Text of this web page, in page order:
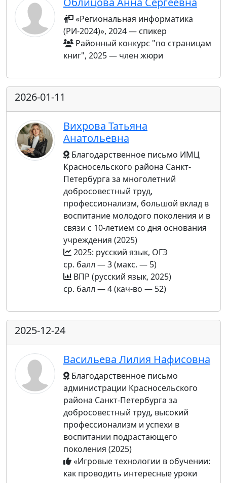
«Региональная информатика
(РИ-2024)», 2024 — спикер
Районный конкурс "по страницам
книг", 2025 — член жюри
2026-01-11
Вихрова Татьяна
Анатольевна
Благодарственное письмо ИМЦ
Красносельского района Санкт-
Петербурга за многолетний
добросовестный труд,
профессионализм, большой вклад в
воспитание молодого поколения и в
связи с 10-летием со дня основания
учреждения (2025)
2025: русский язык, ОГЭ
ср. балл — 3 (макс. — 5)
ВПР (русский язык, 2025)
ср. балл — 4 (кач-во — 52)
2025-12-24
Васильева Лилия Нафисовна
Благодарственное письмо
администрации Красносельского
района Санкт-Петербурга за
добросовестный труд, высокий
профессионализм и успехи в
воспитании подрастающего
поколения (2025)
«Игровые технологии в обучении:
как проводить интересные уроки